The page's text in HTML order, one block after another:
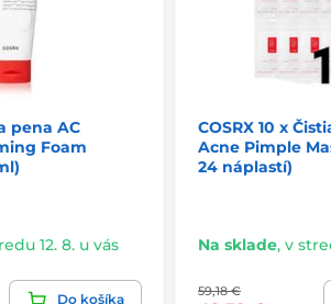
pena AC
Foam
12. 8. u vás
Do košíka
COSRX 10 x
Acne Pimple
24 náplastí)
Na sklade, v
59,18 €